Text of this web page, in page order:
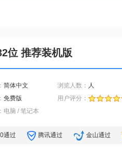
位 推荐装机版
简体中文 浏览人数： 人
免费版
用户评分：
电脑 / 笔记本
通过 腾讯通过 金山通过